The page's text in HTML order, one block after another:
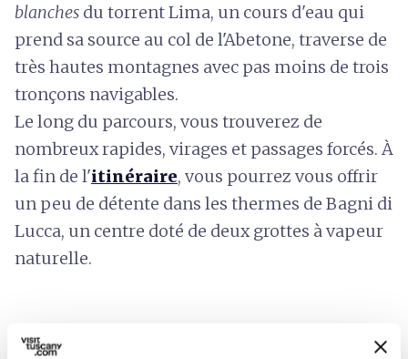
blanches du torrent Lima, un cours d'eau qui
prend sa source au col de l'Abetone, traverse de
très hautes montagnes avec pas moins de trois
tronçons navigables.
Le long du parcours, vous trouverez de
nombreux rapides, virages et passages forcés. À
la fin de l'itinéraire, vous pourrez vous offrir
un peu de détente dans les thermes de Bagni di
Lucca, un centre doté de deux grottes à vapeur
naturelle.
Aventure en kayak et en SUP sur le